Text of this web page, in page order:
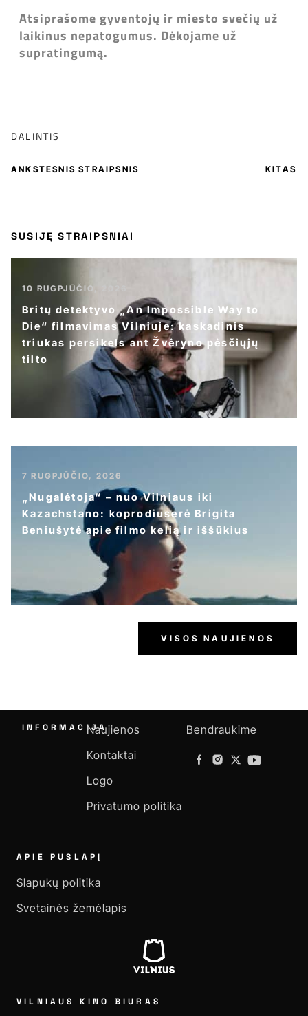
Atsiprašome gyventojų ir miesto svečių už
laikinus nepatogumus. Dėkojame už
supratingumą.
DALINTIS
ANKSTESNIS STRAIPSNIS KITAS
SUSIJĘ STRAIPSNIAI
10 RUGPJŪČIO, 2026
Britų detektyvo „An Impossible Way to
Die“ filmavimas Vilniuje: kaskadinis
triukas persikels ant Žvėryno pėsčiųjų
tilto
7 RUGPJŪČIO, 2026
„Nugalėtoja“ – nuo Vilniaus iki
Kazachstano: koprodiuserė Brigita
Beniušytė apie filmo kelią ir iššūkius
VISOS NAUJIENOS
INFORMACIJANaujienos
Kontaktai
Logo
Privatumo politika
Bendraukime
APIE PUSLAPĮ
Slapukų politika
Svetainės žemėlapis
VILNIAUS KINO BIURAS